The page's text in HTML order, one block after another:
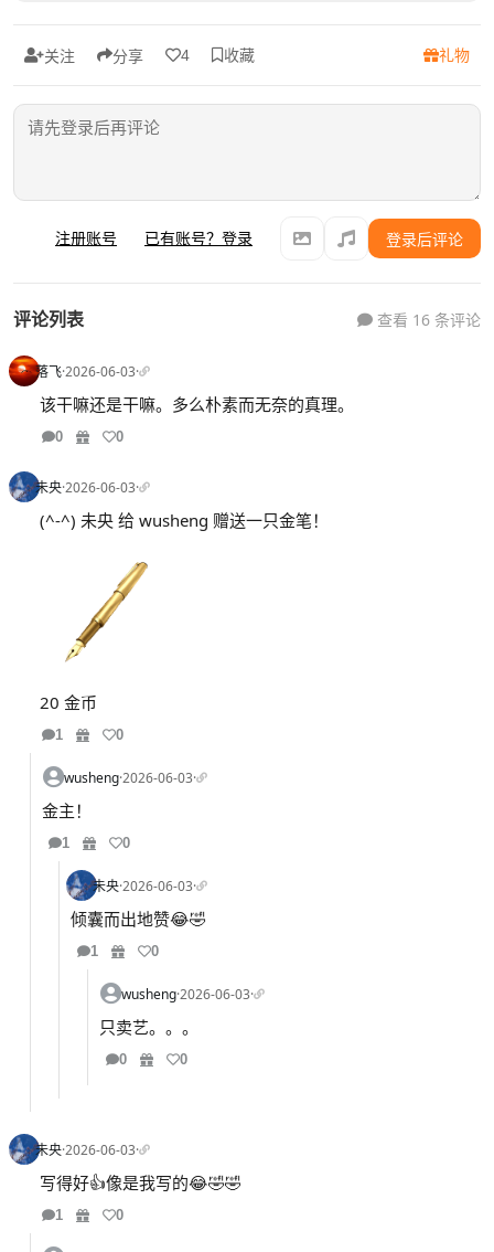
关注 分享 4 收藏 礼物
注册账号 已有账号？登录 登录后评论
评论列表 查看 16 条评论
落飞·2026-06-03·
该干嘛还是干嘛。多么朴素而无奈的真理。
0 0
未央·2026-06-03·
(^-^) 未央 给 wusheng 赠送一只金笔！
20 金币
1 0
wusheng·2026-06-03·
金主！
1 0
未央·2026-06-03·
倾囊而出地赞😂🤣
1 0
wusheng·2026-06-03·
只卖艺。。。
0 0
未央·2026-06-03·
写得好👍像是我写的😂🤣🤣
1 0